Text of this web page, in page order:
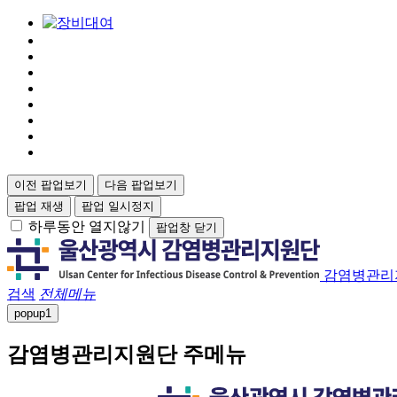
이전 팝업보기
다음 팝업보기
팝업 재생
팝업 일시정지
하루동안 열지않기 팝업창 닫기
감염병관
검색 전체메뉴
popup1
감염병관리지원단 주메뉴